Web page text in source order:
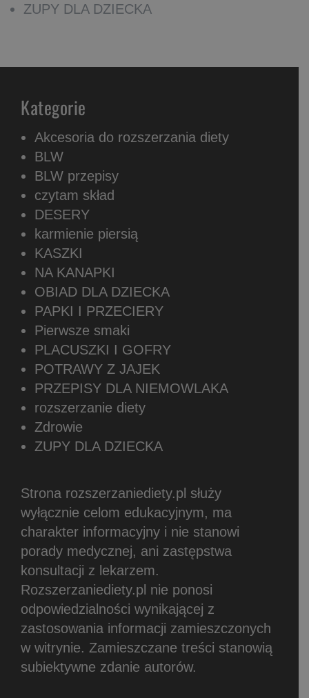
ZUPY DLA DZIECKA
Kategorie
Akcesoria do rozszerzania diety
BLW
BLW przepisy
czytam skład
DESERY
karmienie piersią
KASZKI
NA KANAPKI
OBIAD DLA DZIECKA
PAPKI I PRZECIERY
Pierwsze smaki
PLACUSZKI I GOFRY
POTRAWY Z JAJEK
PRZEPISY DLA NIEMOWLAKA
rozszerzanie diety
Zdrowie
ZUPY DLA DZIECKA
Strona rozszerzaniediety.pl służy
wyłącznie celom edukacyjnym, ma
charakter informacyjny i nie stanowi
porady medycznej, ani zastępstwa
konsultacji z lekarzem.
Rozszerzaniediety.pl nie ponosi
odpowiedzialności wynikającej z
zastosowania informacji zamieszczonych
w witrynie. Zamieszczane treści stanowią
subiektywne zdanie autorów.